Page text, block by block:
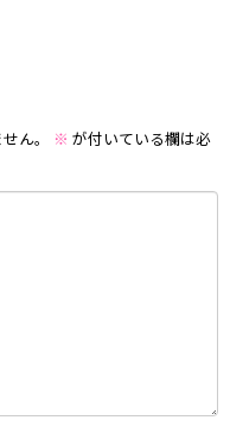
ん。 ※ が付いている欄は必